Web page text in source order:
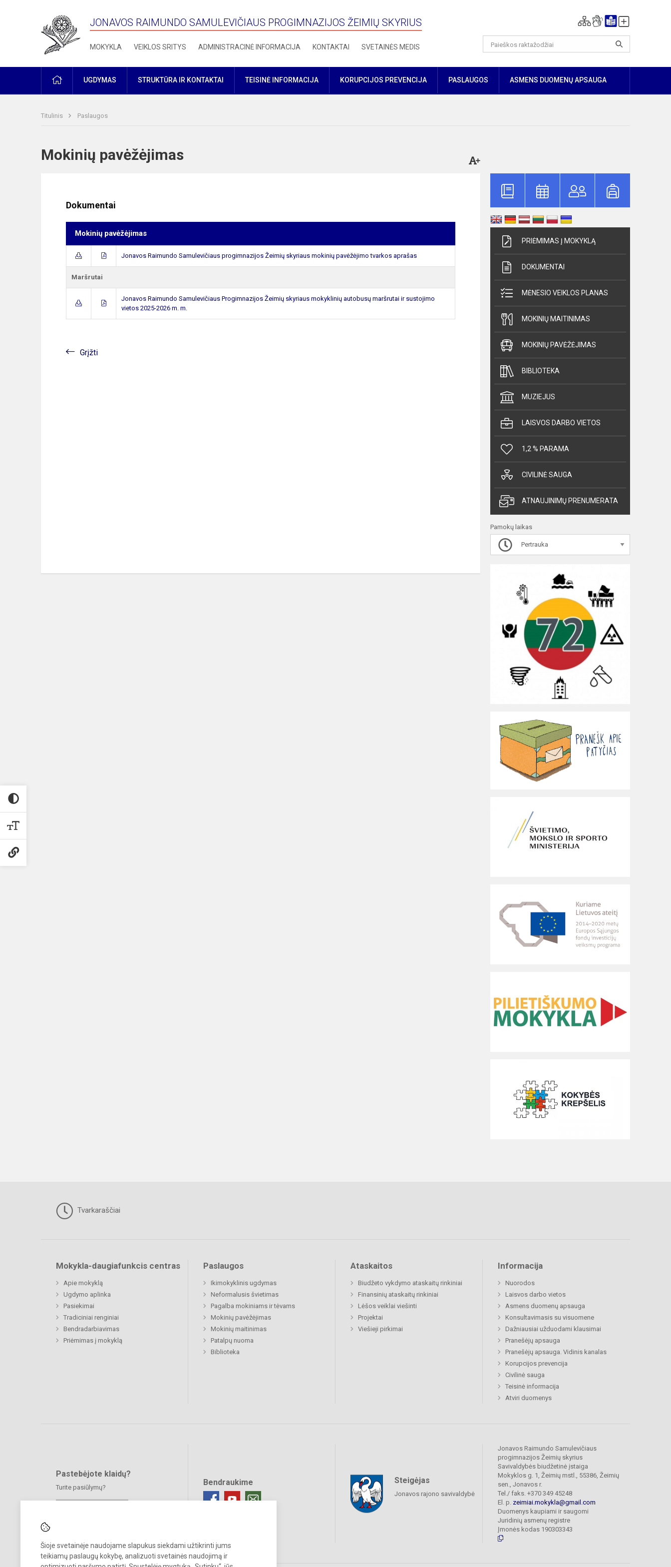
Šioje svetainėje naudojame slapukus siekdami užtikrinti jums
teikiamų paslaugų kokybę, analizuoti svetainės naudojimą ir
JONAVOS RAIMUNDO SAMULEVIČIAUS PROGIMNAZIJOS ŽEIMIŲ SKYRIUS
MOKYKLA VEIKLOS SRITYS ADMINISTRACINĖ INFORMACIJA KONTAKTAI SVETAINĖS MEDIS
PRADŽIAUGDYMAS STRUKTŪRA IR KONTAKTAI TEISINĖ INFORMACIJA KORUPCIJOS PREVENCIJA PASLAUGOS ASMENS DUOMENŲ APSAUGA
Titulinis Paslaugos
Mokinių pavėžėjimas
Dokumentai
Mokinių pavėžėjimas
Jonavos Raimundo Samulevičiaus progimnazijos Žeimių skyriaus mokinių pavėžėjimo tvarkos aprašas
Maršrutai
Jonavos Raimundo Samulevičiaus Progimnazijos Žeimių skyriaus mokyklinių autobusų maršrutai ir sustojimo
vietos 2025-2026 m. m.
Grįžti
PRIĖMIMAS Į MOKYKLĄ
DOKUMENTAI
MĖNESIO VEIKLOS PLANAS
MOKINIŲ MAITINIMAS
MOKINIŲ PAVĖŽĖJIMAS
BIBLIOTEKA
MUZIEJUS
LAISVOS DARBO VIETOS
1,2 % PARAMA
CIVILINĖ SAUGA
ATNAUJINIMŲ PRENUMERATA
Pamokų laikas
Pertrauka
Tvarkaraščiai
Mokykla-daugiafunkcis centras
Apie mokyklą
Ugdymo aplinka
Pasiekimai
Tradiciniai renginiai
Bendradarbiavimas
Priėmimas į mokyklą
Paslaugos
Ikimokyklinis ugdymas
Neformalusis švietimas
Pagalba mokiniams ir tėvams
Mokinių pavėžėjimas
Mokinių maitinimas
Patalpų nuoma
Biblioteka
Ataskaitos
Biudžeto vykdymo ataskaitų rinkiniai
Finansinių ataskaitų rinkiniai
Lėšos veiklai viešinti
Projektai
Viešieji pirkimai
Informacija
Nuorodos
Laisvos darbo vietos
Asmens duomenų apsauga
Konsultavimasis su visuomene
Dažniausiai užduodami klausimai
Pranešėjų apsauga
Pranešėjų apsauga. Vidinis kanalas
Korupcijos prevencija
Civilinė sauga
Teisinė informacija
Atviri duomenys
Pastebėjote klaidų?
Turite pasiūlymų?
Bendraukime Steigėjas
Jonavos rajono savivaldybė
Jonavos Raimundo Samulevičiaus
progimnazijos Žeimių skyrius
Savivaldybės biudžetinė įstaiga
Mokyklos g. 1, Žeimių mstl., 55386, Žeimių
sen., Jonavos r.
Tel./ faks. +370 349 45248
El. p. zeimiai.mokykla@gmail.com
Duomenys kaupiami ir saugomi
Juridinių asmenų registre
Įmonės kodas 190303343